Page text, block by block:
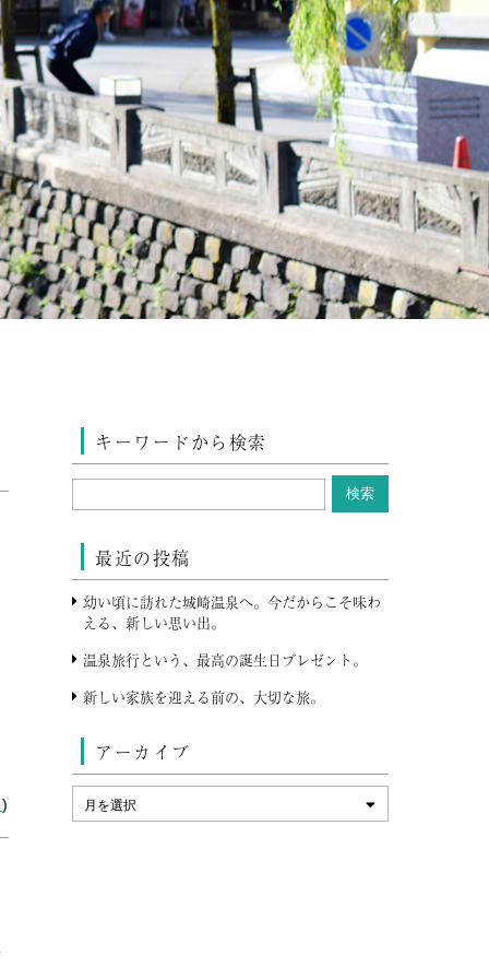
)
キーワードから検索
最近の投稿
幼い頃に訪れた城崎温泉へ。今だからこそ味わ
える、新しい思い出。
温泉旅行という、最高の誕生日プレゼント。
新しい家族を迎える前の、大切な旅。
アーカイブ